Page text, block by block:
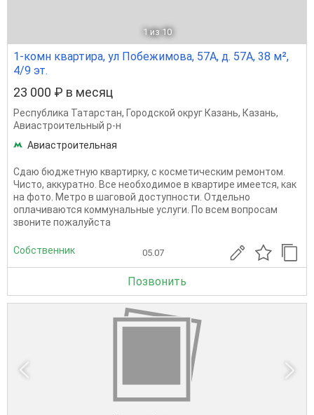
1 из 10
1-комн квартира, ул Побежимова, 57А, д. 57А, 38 м²,
4/9 эт.
23 000 ₽ в месяц
Республика Татарстан, Городской округ Казань, Казань,
Авиастроительный р-н
Авиастроительная
Сдаю бюджетную квартирку, с косметическим ремонтом.
Чисто, аккуратно. Все необходимое в квартире имеется, как
на фото. Метро в шаговой доступности. Отдельно
оплачиваются коммунальные услуги. По всем вопросам
звоните пожалуйста
Собственник 05.07
Позвонить